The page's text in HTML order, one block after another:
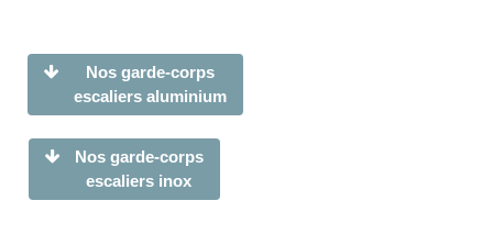
Nos garde-corps
escaliers aluminium
Nos garde-corps
escaliers inox